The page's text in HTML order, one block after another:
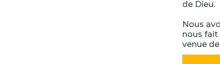
de Dieu.
Nous
nous fait
venue